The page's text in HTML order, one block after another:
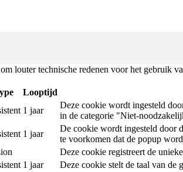
louter technische redenen voor het gebruik
Looptijd
1 jaar
Deze cookie wordt ingesteld
in de categorie "Niet-
1 jaar
De cookie wordt ingesteld door
te voorkomen dat de popup
Deze cookie registreert de
1 jaar
Deze cookie stelt de taal van de